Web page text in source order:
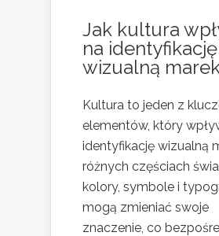
Jak kultura
na identyfikację
wizualną
Kultura to jeden z
elementów, który
identyfikację wizualną
różnych częściach
kolory, symbole i
mogą zmieniać swoje
znaczenie, co